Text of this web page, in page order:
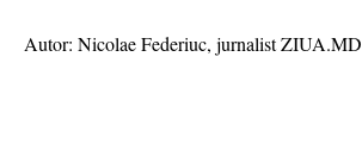
Autor: Nicolae Federiuc, jurnalist ZIUA.MD